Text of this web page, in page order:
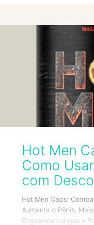
Hot Men
Como
com
Hot Men Caps:
Aumenta o Pênis,
Orgasmos Longos e